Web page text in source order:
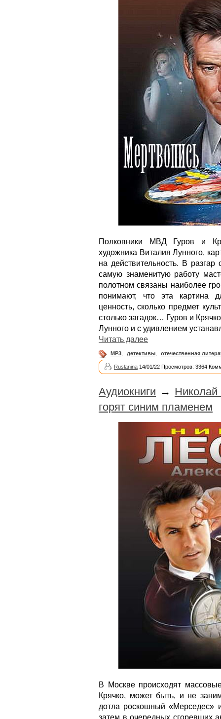
Полковники МВД Гуров и
художника Виталия Лунного,
на действительность. В
самую знаменитую работу
полотном связаны наиболее
понимают, что эта картина
ценность, сколько предмет
столько загадок… Гуров и
Лунного и с удивлением
Читать далее
MP3 детективы отечественная
Ruslanina 14/01/22 Просмотров: 3364
Аудиокниги →
горят синим пламенем
В Москве происходят
Крячко, может быть, и не
дотла роскошный «Мерседес»